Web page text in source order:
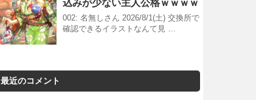
込みが少ない主人公格ｗｗｗｗ
002: 名無しさん 2026/8/1(土) 交換所で
確認できるイラストなんて見 …
最近のコメント